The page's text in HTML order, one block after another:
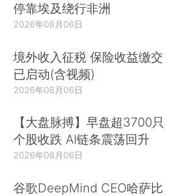
停靠埃及绕行非洲
2026年08月06日
境外收入征税 保险收益缴交
已启动(含视频)
2026年08月06日
【大盘脉搏】早盘超3700只
个股收跌 AI链条震荡回升
2026年08月06日
谷歌DeepMind CEO哈萨比